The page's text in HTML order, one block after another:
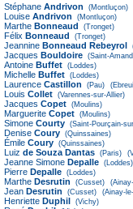
Stéphane Andrivon (Montluçon)
Louise Andrivon (Montluçon)
Marthe Bonneaud (Tronget)
Félix Bonneaud (Tronget)
Jeannine Bonneaud Rebeyrol
Jacques Bouldoire (Saint-
Antoine Buffet (Loddes)
Michelle Buffet (Loddes)
Laurence Castillon (Pau)
Louis Collet (Varennes-sur-Allier)
Jacques Copet (Moulins)
Marguerite Copet (Moulins)
Simone Courty (Saint-Pourçain-
Denise Coury (Quinssaines)
Émile Coury (Quinssaines)
Luiz de Souza Dantas (Paris)
Jeanne Simone Depalle (Loddes)
Pierre Depalle (Loddes)
Marthe Desrutin (Cusset)
Jean Desrutin (Cusset) (Ainay-
Henriette Duphil (Vichy)